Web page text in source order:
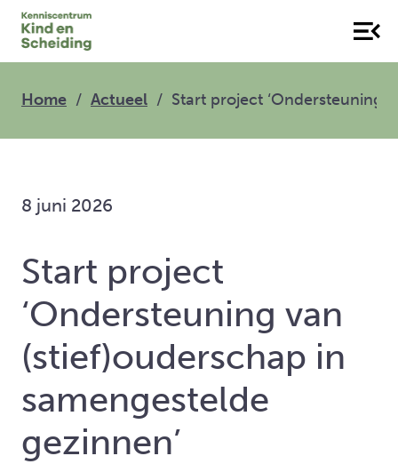
Home Actueel Start project ‘Ondersteuning
8 juni 2026
Start project
‘Ondersteuning van
(stief)ouderschap in
samengestelde
gezinnen’